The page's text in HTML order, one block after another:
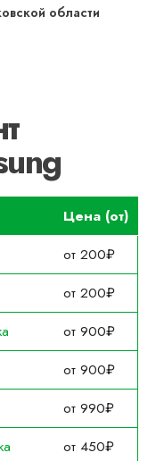
области
Цена (от)
от 200₽
от 200₽
от 900₽
от 900₽
от 990₽
от 450₽